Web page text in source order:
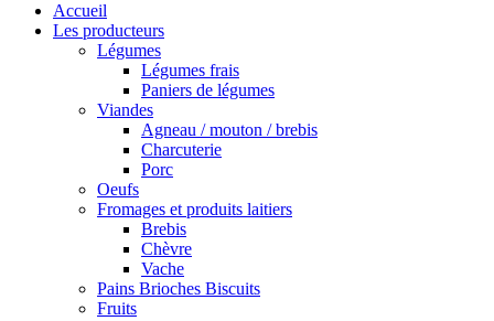
Accueil
Les producteurs
Légumes
Légumes frais
Paniers de légumes
Viandes
Agneau / mouton / brebis
Charcuterie
Porc
Oeufs
Fromages et produits laitiers
Brebis
Chèvre
Vache
Pains Brioches Biscuits
Fruits